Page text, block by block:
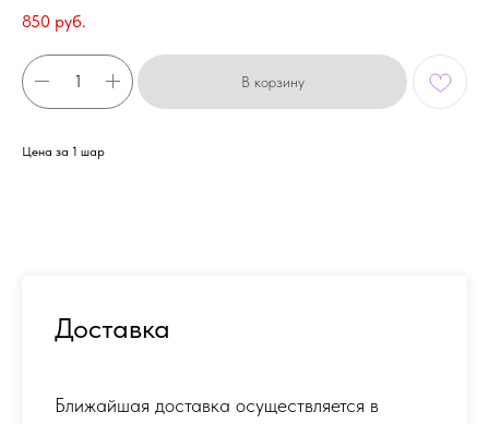
850 руб.
В корзину
Цена за 1 шар
Доставка
Ближайшая доставка осуществляется в